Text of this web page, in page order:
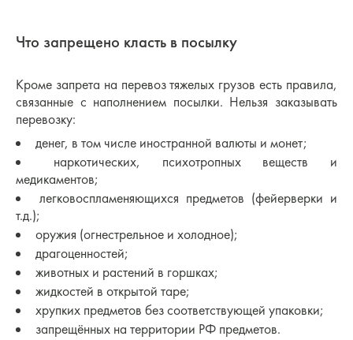
Что запрещено класть в посылку
Кроме запрета на перевоз тяжелых грузов есть правила,
связанные с наполнением посылки. Нельзя заказывать
перевозку:
денег, в том числе иностранной валюты и монет;
наркотических, психотропных веществ и
медикаментов;
легковоспламеняющихся предметов (фейерверки и
т.д.);
оружия (огнестрельное и холодное);
драгоценностей;
животных и растений в горшках;
жидкостей в открытой таре;
хрупких предметов без соответствующей упаковки;
запрещённых на территории РФ предметов.